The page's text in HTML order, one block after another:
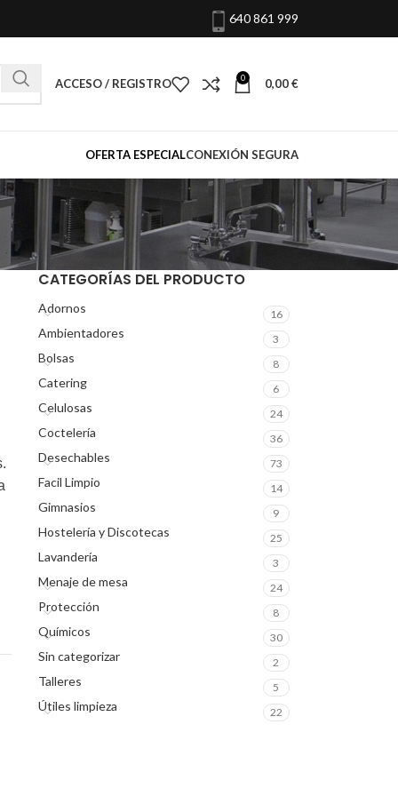
640 861 999
ACCESO / REGISTRO 0 0,00€
OFERTA ESPECIALCONEXIÓN SEGURA
CATEGORÍAS DEL PRODUCTO
Adornos 16
Ambientadores 3
Bolsas 8
Catering 6
Celulosas 24
Coctelería 36
Desechables 73
Facil Limpio 14
Gimnasios 9
Hostelería y Discotecas 25
Lavandería 3
Menaje de mesa 24
Protección 8
Químicos 30
Sin categorizar 2
Talleres 5
Útiles limpieza 22